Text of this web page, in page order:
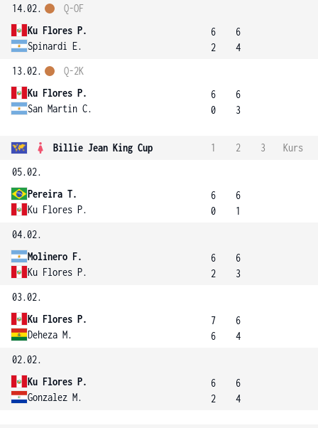
14.02.
Ku Flores P.
Spinardi E.
Q-OF
6
2
6
4
13.02.
Ku Flores P.
San Martin C.
Q-2K
6
0
6
3
Billie Jean King Cup 1 2 3
Kurs
05.02.
Pereira T.
Ku Flores P.
6
0
6
1
04.02.
Molinero F.
Ku Flores P.
6
2
6
3
03.02.
Ku Flores P.
Deheza M.
7
6
6
4
02.02.
Ku Flores P.
Gonzalez M.
6
2
6
4